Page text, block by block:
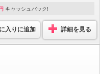
円 キャッシュバック!
入りに追加 詳細を見る